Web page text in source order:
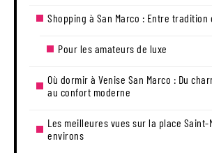
Shopping à San Marco : Entre tradition
Pour les amateurs de luxe
Où dormir à Venise San Marco : Du
au confort moderne
Les meilleures vues sur la place Saint-
environs